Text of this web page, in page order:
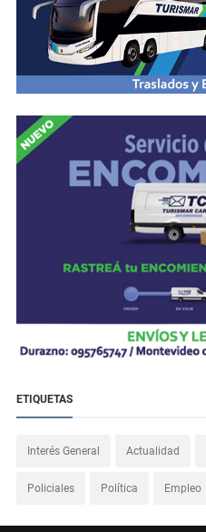
ETIQUETAS
Interés General Actualidad
Policiales Política Empleo